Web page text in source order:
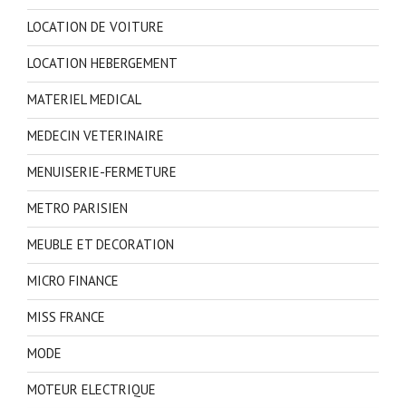
LOCATION DE VOITURE
LOCATION HEBERGEMENT
MATERIEL MEDICAL
MEDECIN VETERINAIRE
MENUISERIE-FERMETURE
METRO PARISIEN
MEUBLE ET DECORATION
MICRO FINANCE
MISS FRANCE
MODE
MOTEUR ELECTRIQUE